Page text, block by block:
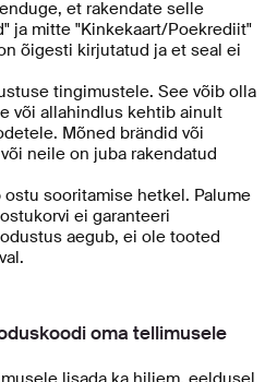
et rakendate selle
ja mitte "Kinkekaart/Poekrediit"
õigesti kirjutatud ja et seal ei
tingimustele. See võib olla
või allahindlus kehtib ainult
Mõned brändid või
neile on juba rakendatud
sooritamise hetkel. Palume
ei garanteeri
aegub, ei ole tooted
oma tellimusele